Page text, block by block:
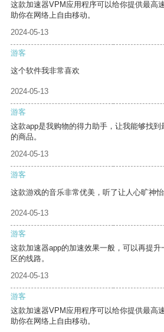
这款加速器VPM应用程序可以给你提供最高
助你在网络上自由移动。
2024-05-13
游客
这个软件我非常喜欢
2024-05-13
游客
这款app是我购物的得力助手，让我能够找
的商品。
2024-05-13
游客
这款游戏的音乐非常优美，听了让人心旷神怡
2024-05-13
游客
这款加速器app的加速效果一般，可以再提
区的线路。
2024-05-13
游客
这款加速器VPM应用程序可以给你提供最高
助你在网络上自由移动。